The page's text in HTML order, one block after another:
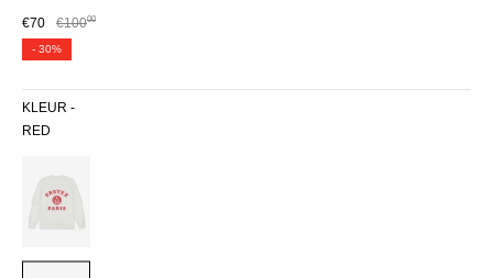
€70 €10000
- 30%
KLEUR -
RED
WHITE